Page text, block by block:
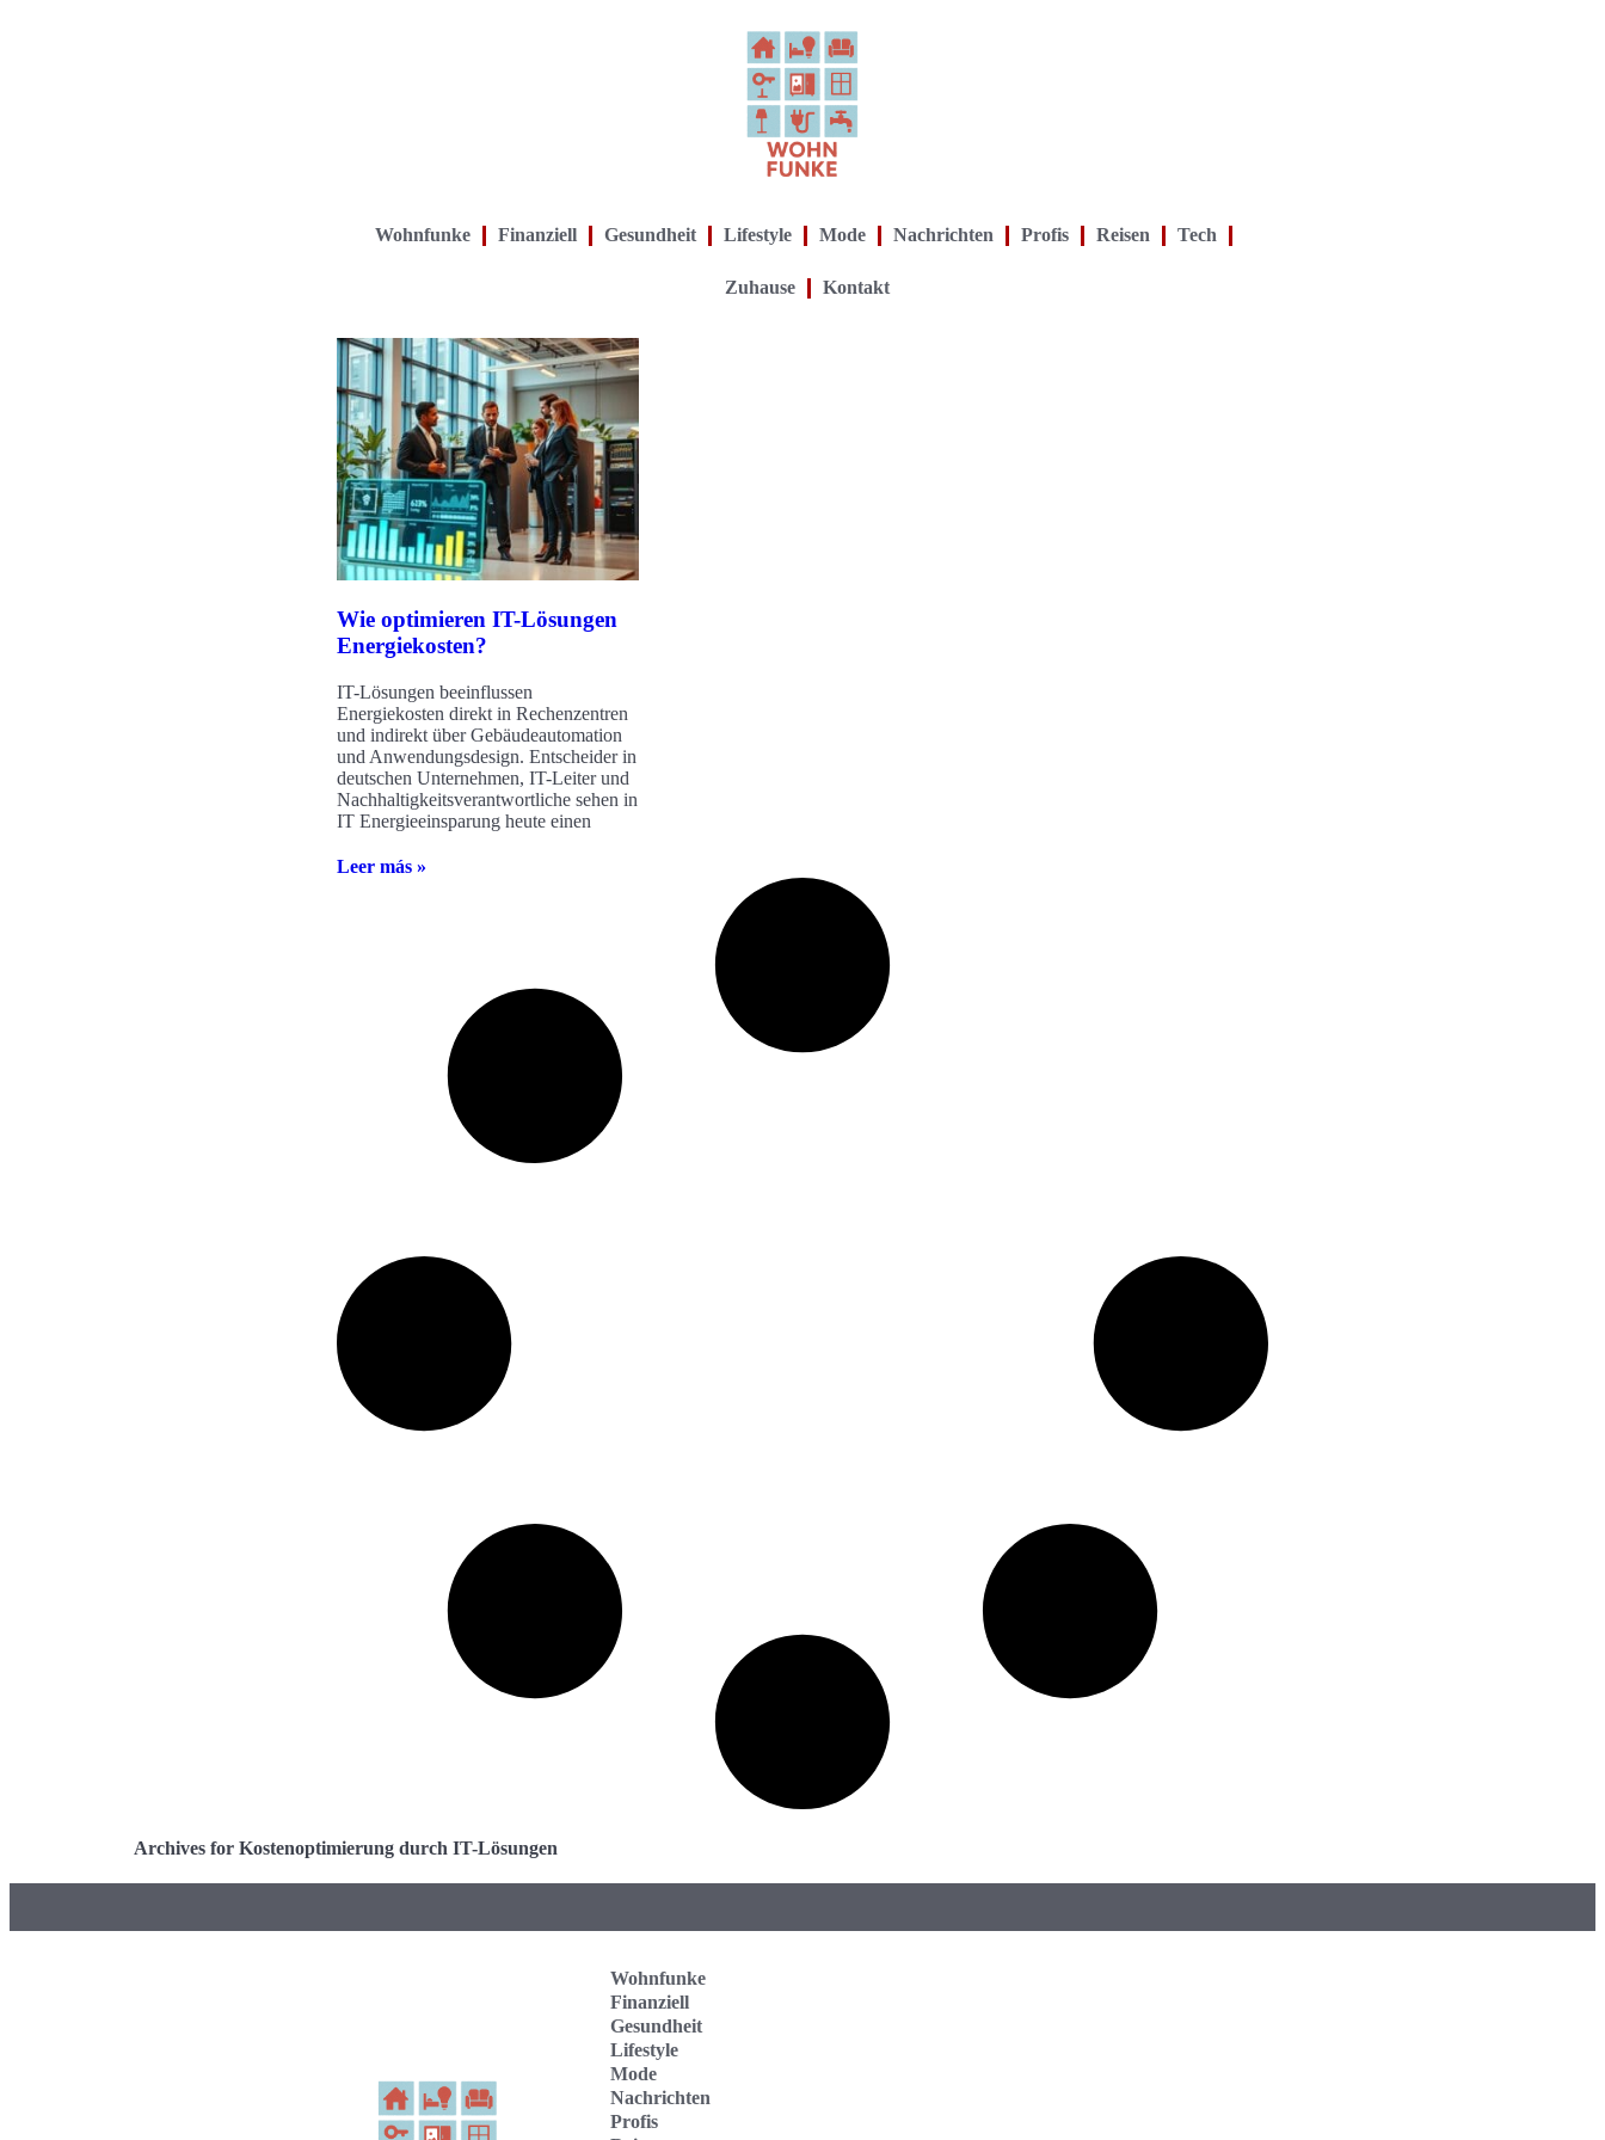
Wohnfunke Finanziell Gesundheit Lifestyle Mode Nachrichten Profis Reisen Tech
Zuhause Kontakt
Wie optimieren IT-Lösungen
Energiekosten?
IT-Lösungen beeinflussen
Energiekosten direkt in Rechenzentren
und indirekt über Gebäudeautomation
und Anwendungsdesign. Entscheider in
deutschen Unternehmen, IT-Leiter und
Nachhaltigkeitsverantwortliche sehen in
IT Energieeinsparung heute einen
Leer más »
Archives for Kostenoptimierung durch IT-Lösungen
Wohnfunke
Finanziell
Gesundheit
Lifestyle
Mode
Nachrichten
Profis